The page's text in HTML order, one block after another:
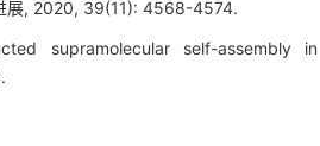
展, 2020, 39(11): 4568-4574.
supramolecular self-assembly in